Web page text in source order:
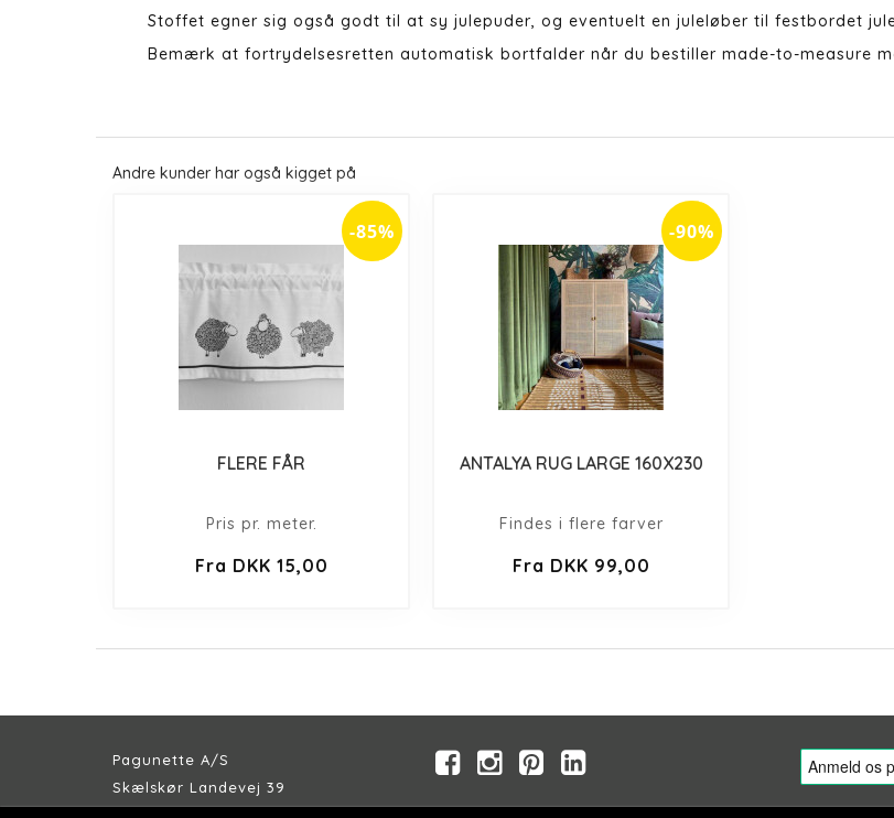
Stoffet egner sig også godt til at sy julepuder, og eventuelt en juleløber til festbordet
Bemærk at fortrydelsesretten automatisk bortfalder når du bestiller made-to-measure
Andre kunder har også kigget på
-85%
FLERE FÅR
Pris pr. meter.
Fra DKK 15,00
-90%
ANTALYA RUG LARGE 160X230
Findes i flere farver
Fra DKK 99,00
Pagunette A/S
Skælskør Landevej 39